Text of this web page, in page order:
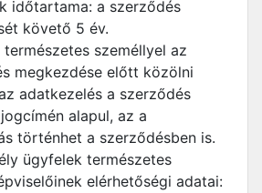
időtartama: a szerződés
követő 5 év.
személlyel az
megkezdése előtt közölni
adatkezelés a szerződés
alapul, az a
történhet a szerződésben is.
ügyfelek természetes
elérhetőségi adatai: